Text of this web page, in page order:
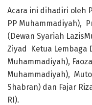
Acara ini dihadiri oleh
PP Muhammadiyah),
(Dewan Syariah
Ziyad Ketua Lembaga
Muhammadiyah),
Muhammadiyah),
Shabran) dan Fajar
RI).